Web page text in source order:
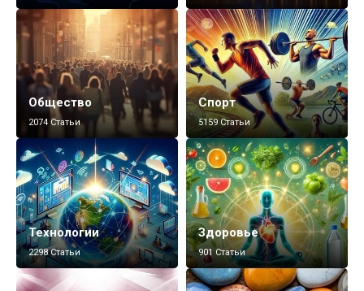
Общество
2074 Статьи
Спорт
5159 Статьи
Технологии
2298 Статьи
Здоровье
901 Статьи